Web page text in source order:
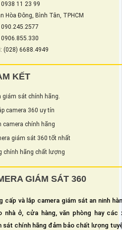
0938 11 23 99
Hòa Đông, Bình Tân, TPHCM
090.245.2577
0906.855.330
(028) 6688.4949
KẾT
giám sát chính hãng.
camera 360 uy tín
camera chính hãng
giám sát 360 tốt nhất
chính hãng chất lượng
GIÁM SÁT 360
và lắp camera giám sát an ninh
ở, cửa hàng, văn phòng hay các
sát chính hãng đảm bảo chất lượng